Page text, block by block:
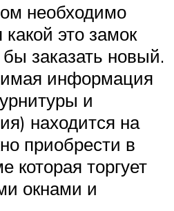
необходимо
это замок
бы заказать новый.
информация
и
находится на
приобрести в
торгует
окнами и